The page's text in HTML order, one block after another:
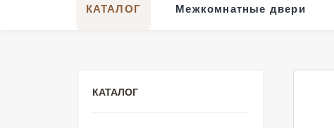
КАТАЛОГ Межкомнатные двери
КАТАЛОГ